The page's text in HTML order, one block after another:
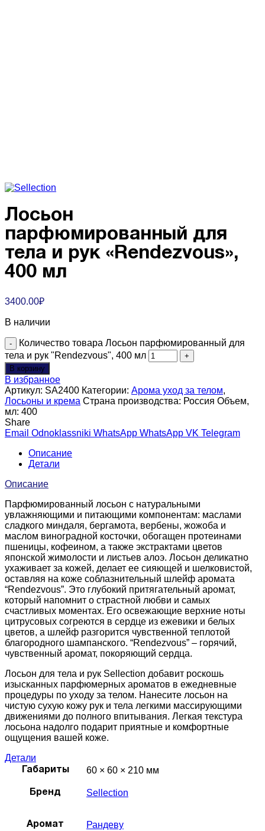
Лосьон
парфюмированный для
тела и рук «Rendezvous»,
400 мл
3400.00₽
В наличии
Количество товара Лосьон парфюмированный для
тела и рук "Rendezvous", 400 мл
В корзину
В избранное
Артикул: SA2400 Категории: Арома уход за телом,
Лосьоны и крема Страна производства: Россия Объем,
мл: 400
Share
Email Odnoklassniki WhatsApp WhatsApp VK Telegram
Описание
Детали
Описание
Парфюмированный лосьон с натуральными
увлажняющими и питающими компонентам: маслами
сладкого миндаля, бергамота, вербены, жожоба и
маслом виноградной косточки, обогащен протеинами
пшеницы, кофеином, а также экстрактами цветов
японской жимолости и листьев алоэ. Лосьон деликатно
ухаживает за кожей, делает ее сияющей и шелковистой,
оставляя на коже соблазнительный шлейф аромата
“Rendezvous”. Это глубокий притягательный аромат,
который напомнит о страстной любви и самых
счастливых моментах. Его освежающие верхние ноты
цитрусовых согреются в сердце из ежевики и белых
цветов, а шлейф разгорится чувственной теплотой
благородного шампанского. “Rendezvous” – горячий,
чувственный аромат, покоряющий сердца.
Лосьон для тела и рук Sellection добавит роскошь
изысканных парфюмерных ароматов в ежедневные
процедуры по уходу за телом. Нанесите лосьон на
чистую сухую кожу рук и тела легкими массирующими
движениями до полного впитывания. Легкая текстура
лосьона надолго подарит приятные и комфортные
ощущения вашей коже.
Детали
Габариты 60 × 60 × 210 мм
Бренд Sellection
Аромат Рандеву